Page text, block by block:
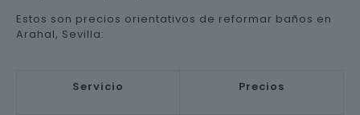
Estos son precios orientativos de reformar baños en
Arahal, Sevilla:
Servicio Precios